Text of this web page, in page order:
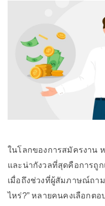
ในโลกของการสมัครงาน
และน่ากังวลที่สุดคือการถู
เมื่อถึงช่วงที่ผู้สัมภาษณ์ถาม
ไหร่?” หลายคนคงเลือกตอ